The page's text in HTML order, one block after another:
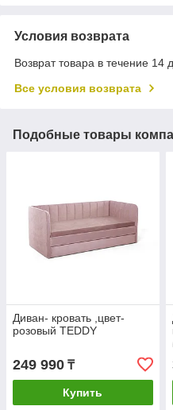
Условия возврата
Возврат товара в течение 14
Все условия возврата
Подобные товары
Диван- кровать ,цвет-
розовый TEDDY
249 990 ₸
Купить